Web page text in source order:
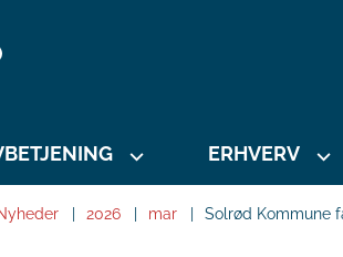
ERHVERV
2026 mar Solrød Kommune